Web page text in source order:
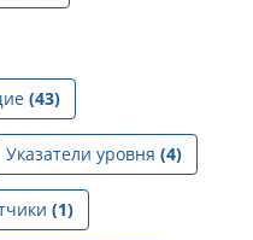
(43)
Указатели уровня (4)
(1)